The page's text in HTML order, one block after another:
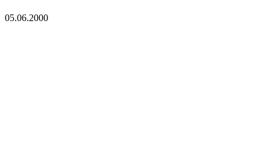
05.06.2000